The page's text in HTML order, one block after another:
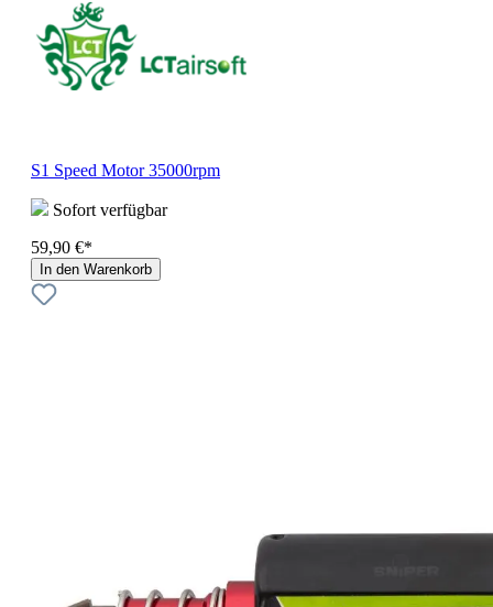
S1 Speed Motor 35000rpm
Sofort verfügbar
59,90 €*
In den Warenkorb